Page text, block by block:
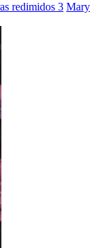
redimidos 3 Mary